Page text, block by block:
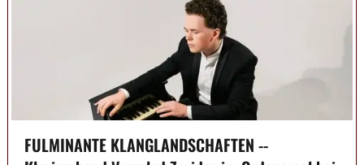
FULMINANTE KLANGLANDSCHAFTEN --